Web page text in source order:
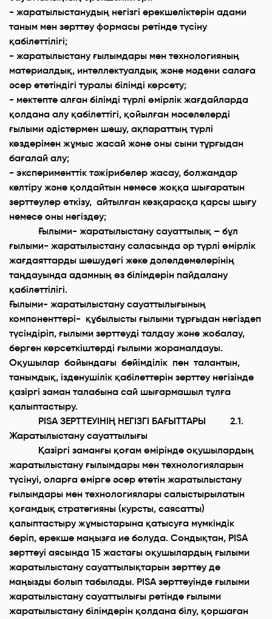
- жаратылыстанудың негізгі ерекшеліктерін адами
таным мен зерттеу формасы ретінде түсіну
қабілеттілігі;
- жаратылыстану ғылымдары мен технологияның
материалдық, интеллектуалдық және мәдени салаға
әсер ететіндігі туралы білімді көрсету;
- мектепте алған білімді түрлі өмірлік жағдайларда
қолдана алу қабілеттігі, қойылған мәселелерді
ғылыми әдістермен шешу, ақпараттың түрлі
көздерімен жұмыс жасай және оны сыни тұрғыдан
бағалай алу;
- эксперименттік тәжірибелер жасау, болжамдар
келтіру және қолдайтын немесе жоққа шығаратын
зерттеулер өткізу, айтылған көзқарасқа қарсы шығу
немесе оны негіздеу;
Ғылыми- жаратылыстану сауаттылық – бұл
ғылыми- жаратылыстану саласында әр түрлі өмірлік
жағдаяттарды шешудегі жеке дәлелдемелерінің
таңдауында адамның өз білімдерін пайдалану
қабілеттілігі.
Ғылыми- жаратылыстану сауаттылығының
компоненттері- құбылысты ғылыми тұрғыдан негіздеп
түсіндіріп, ғылыми зерттеуді талдау және жобалау,
берген көрсеткіштерді ғылыми жорамалдауы.
Оқушылар бойындағы бейімділік пен талантын,
танымдық, ізденушілік қабілеттерін зерттеу негізінде
қазіргі заман талабына сай шығармашыл тұлға
қалыптастыру.
PISA ЗЕРТТЕУІНІҢ НЕГІЗГІ БАҒЫТТАРЫ 2.1.
Жаратылыстану сауаттылығы
Қазіргі заманғы қоғам өмірінде оқушылардың
жаратылыстану ғылымдары мен технологияларын
түсінуі, оларға өмірге әсер ететін жаратылыстану
ғылымдары мен технологиялары салыстырылатын
қоғамдық стратегияны (курсты, саясатты)
қалыптастыру жұмыстарына қатысуға мүмкіндік
беріп, ерекше маңызға ие болуда. Сондықтан, PISA
зерттеуі аясында 15 жастағы оқушылардың ғылыми
жаратылыстану сауаттылықтарын зерттеу де
маңызды болып табылады. PISA зерттеуінде ғылыми
жаратылыстану сауаттылығы ретінде ғылыми
жаратылыстану білімдерін қолдана білу, қоршаған